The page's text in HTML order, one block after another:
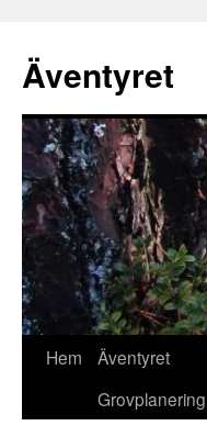
Äventyret
Hoppa
Hem
Äventyret
Grovplanering